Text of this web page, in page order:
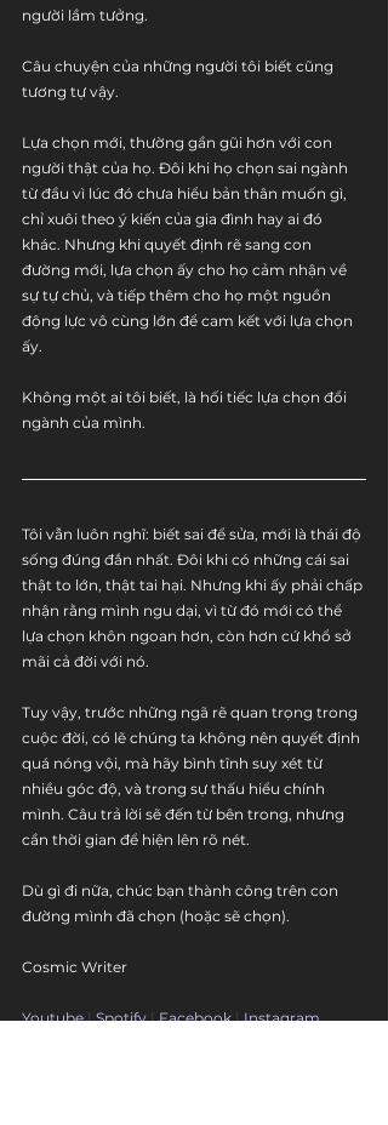
người lầm tưởng.
Câu chuyện của những người tôi biết cũng
tương tự vậy.
Lựa chọn mới, thường gần gũi hơn với con
người thật của họ. Đôi khi họ chọn sai ngành
từ đầu vì lúc đó chưa hiểu bản thân muốn gì,
chỉ xuôi theo ý kiến của gia đình hay ai đó
khác. Nhưng khi quyết định rẽ sang con
đường mới, lựa chọn ấy cho họ cảm nhận về
sự tự chủ, và tiếp thêm cho họ một nguồn
động lực vô cùng lớn để cam kết với lựa chọn
ấy.
Không một ai tôi biết, là hối tiếc lựa chọn đổi
ngành của mình.
Tôi vẫn luôn nghĩ: biết sai để sửa, mới là thái độ
sống đúng đắn nhất. Đôi khi có những cái sai
thật to lớn, thật tai hại. Nhưng khi ấy phải chấp
nhận rằng mình ngu dại, vì từ đó mới có thể
lựa chọn khôn ngoan hơn, còn hơn cứ khổ sở
mãi cả đời với nó.
Tuy vậy, trước những ngã rẽ quan trọng trong
cuộc đời, có lẽ chúng ta không nên quyết định
quá nóng vội, mà hãy bình tĩnh suy xét từ
nhiều góc độ, và trong sự thấu hiểu chính
mình. Câu trả lời sẽ đến từ bên trong, nhưng
cần thời gian để hiện lên rõ nét.
Dù gì đi nữa, chúc bạn thành công trên con
đường mình đã chọn (hoặc sẽ chọn).
Cosmic Writer
Youtube | Spotify | Facebook | Instagram